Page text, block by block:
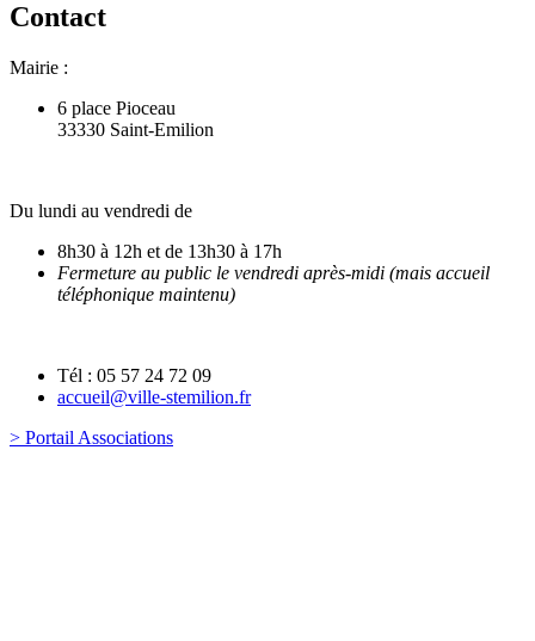
Contact
Mairie :
6 place Pioceau
33330 Saint-Emilion
Du lundi au vendredi de
8h30 à 12h et de 13h30 à 17h
Fermeture au public le vendredi après-midi (mais accueil
téléphonique maintenu)
Tél : 05 57 24 72 09
accueil@ville-stemilion.fr
> Portail Associations